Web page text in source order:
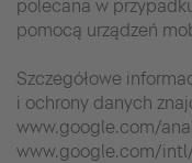
polecana w
pomocą urządzeń
Szczegółowe
i ochrony danych
www.google.com/
www.google.com/